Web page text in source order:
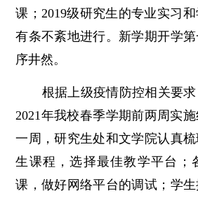
课；2019级研究生的专业实习
有条不紊地进行。新学期开学
序井然。
根据上级疫情防控相关要求
2021年我校春季学期前两周实
一周，研究生处和文学院认真
生课程，选择最佳教学平台；
课，做好网络平台的调试；学